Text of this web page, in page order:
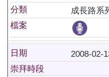
分類
成長路系
檔案
日期
2008-02-
崇拜時段